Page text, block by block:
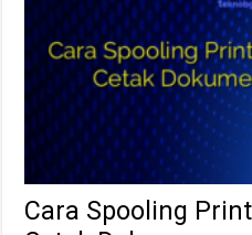
Cara Spooling